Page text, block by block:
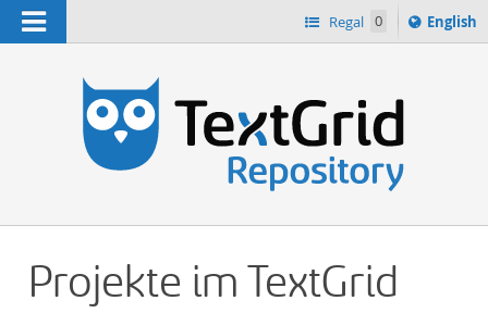
Navigation Regal 0
Switch
English
Projekte im TextGrid